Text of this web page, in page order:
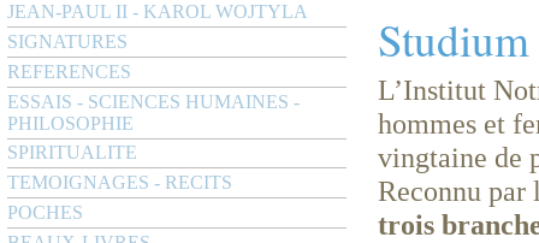
JEAN-PAUL II - KAROL WOJTYLA
SIGNATURES
REFERENCES
ESSAIS - SCIENCES HUMAINES -
PHILOSOPHIE
SPIRITUALITE
TEMOIGNAGES - RECITS
POCHES
L’Institut
hommes et
vingtaine de
Reconnu par
trois